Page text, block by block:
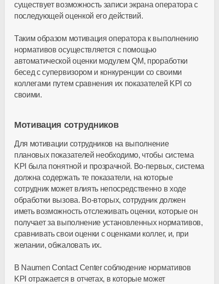
существует возможность записи экрана оператора с
последующей оценкой его действий.
Таким образом мотивация оператора к выполнению
нормативов осуществляется с помощью
автоматической оценки модулем QM, проработки
бесед с супервизором и конкуренции со своими
коллегами путем сравнения их показателей KPI со
своими.
Мотивация сотрудников
Для мотивации сотрудников на выполнение
плановых показателей необходимо, чтобы система
KPI была понятной и прозрачной. Во-первых, система
должна содержать те показатели, на которые
сотрудник может влиять непосредственно в ходе
обработки вызова. Во-вторых, сотрудник должен
иметь возможность отслеживать оценки, которые он
получает за выполнение установленных нормативов,
сравнивать свои оценки с оценками коллег, и, при
желании, обжаловать их.
В Naumen Contact Center соблюдение нормативов
KPI отражается в отчетах, в которые может